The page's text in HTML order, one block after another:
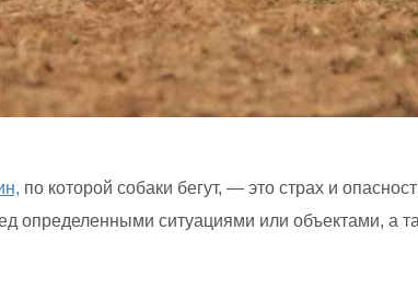
по которой собаки бегут, — это страх и
определенными ситуациями или объектами, а